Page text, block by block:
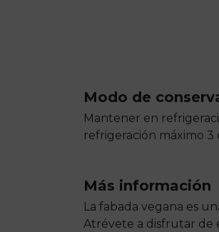
Modo de
Mantener en
refrigeración máximo 3
Más información
La fabada vegana es
Atrévete a disfrutar de